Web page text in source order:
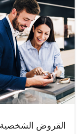
القروض الشخصية